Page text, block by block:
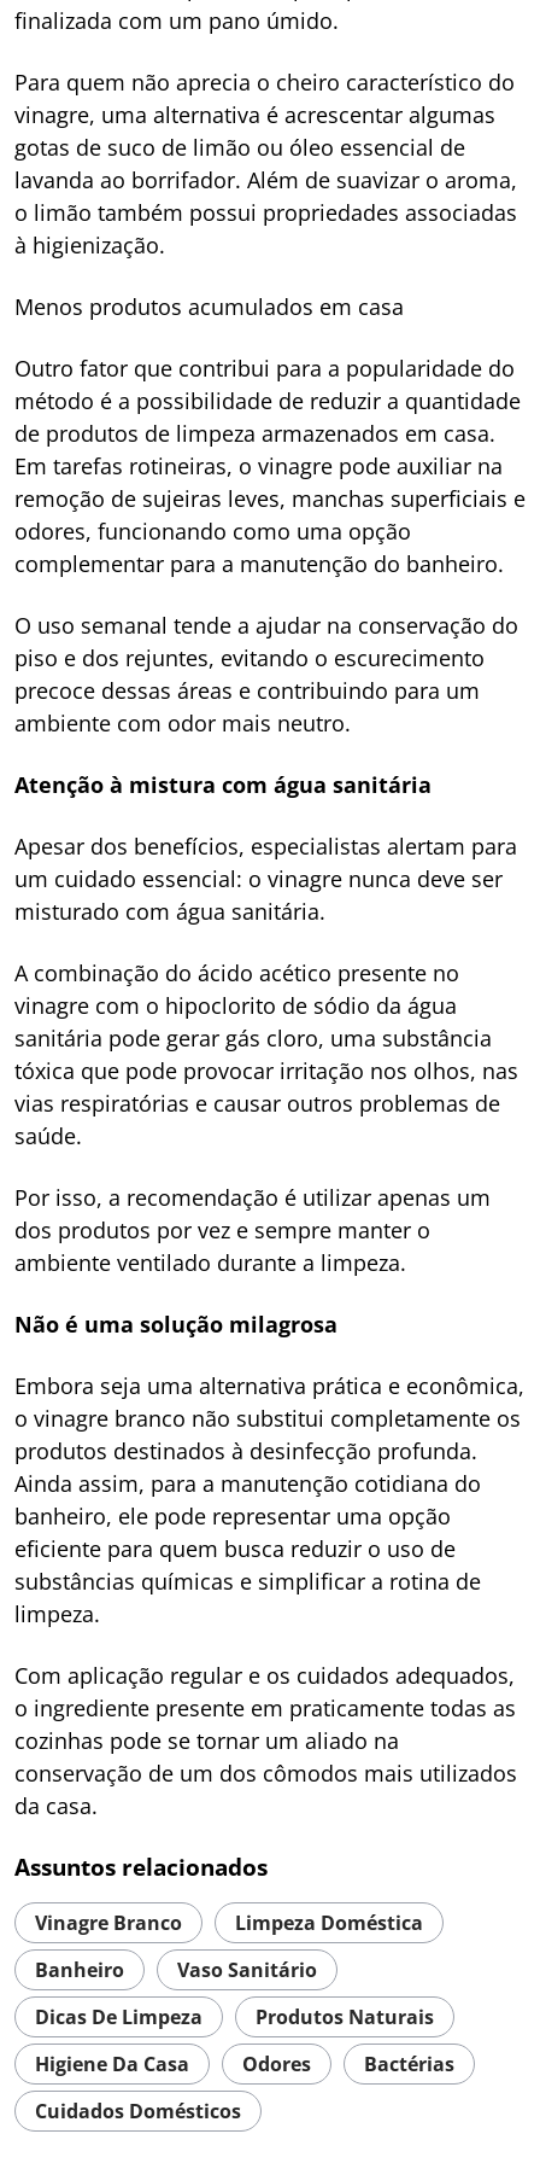
finalizada com um pano úmido.
Para quem não aprecia o cheiro característico do
vinagre, uma alternativa é acrescentar algumas
gotas de suco de limão ou óleo essencial de
lavanda ao borrifador. Além de suavizar o aroma,
o limão também possui propriedades associadas
à higienização.
Menos produtos acumulados em casa
Outro fator que contribui para a popularidade do
método é a possibilidade de reduzir a quantidade
de produtos de limpeza armazenados em casa.
Em tarefas rotineiras, o vinagre pode auxiliar na
remoção de sujeiras leves, manchas superficiais e
odores, funcionando como uma opção
complementar para a manutenção do banheiro.
O uso semanal tende a ajudar na conservação do
piso e dos rejuntes, evitando o escurecimento
precoce dessas áreas e contribuindo para um
ambiente com odor mais neutro.
Atenção à mistura com água sanitária
Apesar dos benefícios, especialistas alertam para
um cuidado essencial: o vinagre nunca deve ser
misturado com água sanitária.
A combinação do ácido acético presente no
vinagre com o hipoclorito de sódio da água
sanitária pode gerar gás cloro, uma substância
tóxica que pode provocar irritação nos olhos, nas
vias respiratórias e causar outros problemas de
saúde.
Por isso, a recomendação é utilizar apenas um
dos produtos por vez e sempre manter o
ambiente ventilado durante a limpeza.
Não é uma solução milagrosa
Embora seja uma alternativa prática e econômica,
o vinagre branco não substitui completamente os
produtos destinados à desinfecção profunda.
Ainda assim, para a manutenção cotidiana do
banheiro, ele pode representar uma opção
eficiente para quem busca reduzir o uso de
substâncias químicas e simplificar a rotina de
limpeza.
Com aplicação regular e os cuidados adequados,
o ingrediente presente em praticamente todas as
cozinhas pode se tornar um aliado na
conservação de um dos cômodos mais utilizados
da casa.
Assuntos relacionados
Vinagre Branco
Limpeza Doméstica
Banheiro
Vaso Sanitário
Dicas De Limpeza
Produtos Naturais
Higiene Da Casa
Odores
Bactérias
Cuidados Domésticos